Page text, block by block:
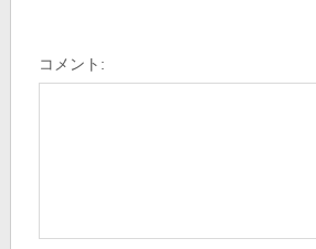
コメント: